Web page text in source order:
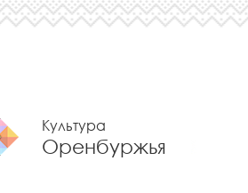
Культура
Оренбуржья